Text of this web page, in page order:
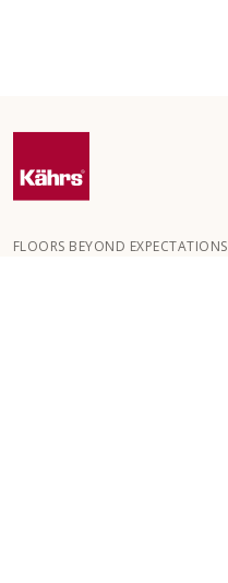
FLOORS BEYOND EXPECTATIONS